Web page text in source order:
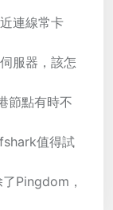
連線常卡
服器，該怎
節點有時不
值得試
Pingdom，